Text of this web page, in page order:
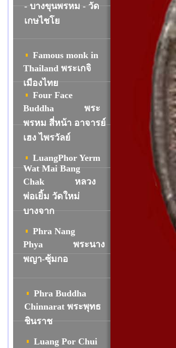
- บางขุนพรหม - วัด
เกษไชโย
Famous monk in
Thailand พระเกจิ
เมืองไทย
Four Face
Buddha
พระ
พรหม สี่หน้า อาจารย์
เฮง ไพรวัลย์
LuangPhor Yerm
Wat Mai Bang
Chak
หลวง
พ่อเยิ้ม วัดใหม่
บางจาก
Phra Nang
Phya
พระนาง
พญา-ซุ้มกอ
Phra Buddha
Chinnarat พระพุทธ
ชินราช
Luang Por Chui